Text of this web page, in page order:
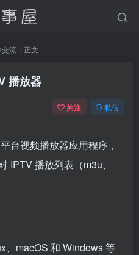
流 正文
播放器
关注 私信
台视频播放器应用程序，
IPTV 播放列表（m3u、
、macOS 和 Windows 等